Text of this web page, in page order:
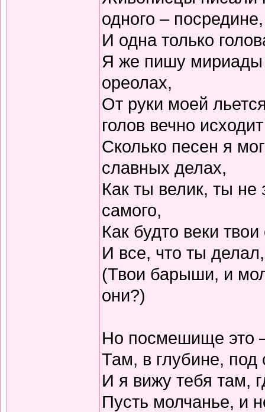
одного – посредине,
И одна только
Я же пишу мириады
ореолах,
От руки моей
голов вечно
Сколько песен я
славных делах,
Как ты велик, ты
самого,
Как будто веки
И все, что ты
(Твои барыши, и
они?)
Но посмешище это
Там, в глубине,
И я вижу тебя там,
Пусть молчанье, и